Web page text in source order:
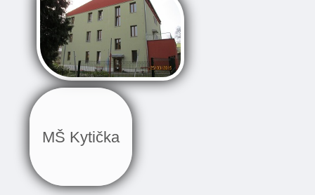
MŠ Kytička